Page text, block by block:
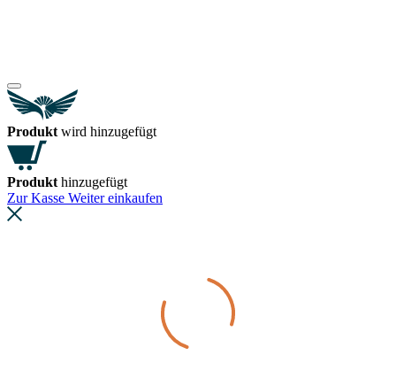
Produkt wird hinzugefügt
Produkt hinzugefügt
Zur Kasse Weiter einkaufen